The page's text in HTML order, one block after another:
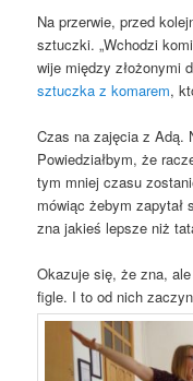
Na przerwie, przed
sztuczki. „Wchodzi
wije między złożonymi
sztuczka z komarem,
Czas na zajęcia z Adą.
Powiedziałbym, że
tym mniej czasu
mówiąc żebym
zna jakieś lepsze niż
Okazuje się, że zna,
figle. I to od nich